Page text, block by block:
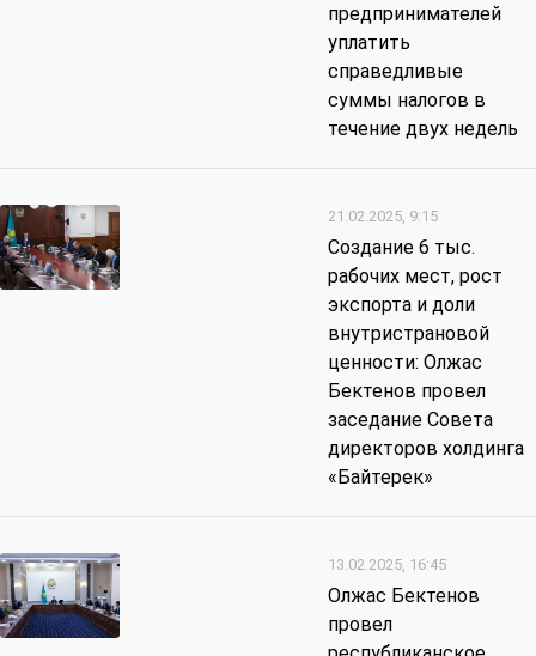
предпринимателей
уплатить
справедливые
суммы налогов в
течение двух недель
21.02.2025, 9:15
Создание 6 тыс.
рабочих мест, рост
экспорта и доли
внутристрановой
ценности: Олжас
Бектенов провел
заседание Совета
директоров холдинга
«Байтерек»
13.02.2025, 16:45
Олжас Бектенов
провел